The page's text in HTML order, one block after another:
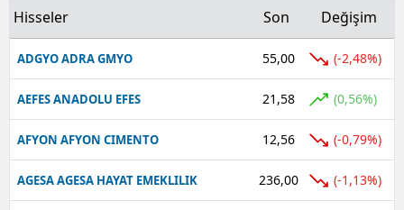
Karabük
Kilis
Osmaniye
Hisseler Son Değişim
ADGYO ADRA GMYO 55,00 (-2,48%)
AEFES ANADOLU EFES 21,58 (0,56%)
AFYON AFYON CIMENTO 12,56 (-0,79%)
AGESA AGESA HAYAT EMEKLILIK 236,00 (-1,13%)